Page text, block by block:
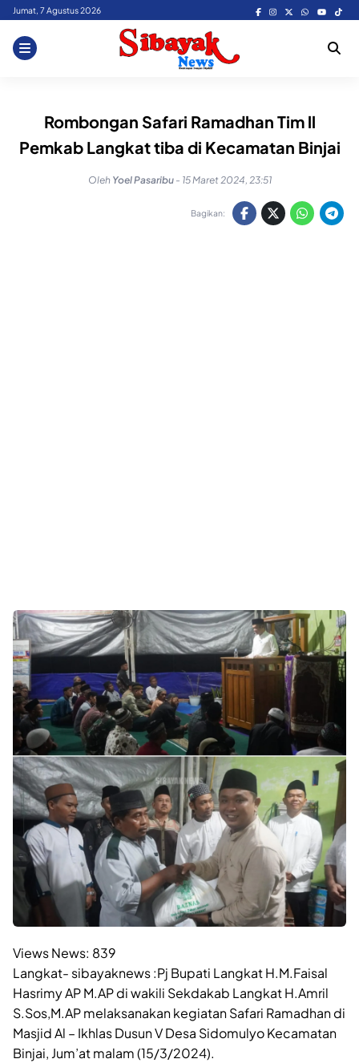
Skip
content
Jumat, 7 Agustus 2026
Rombongan Safari Ramadhan Tim ll
Pemkab Langkat tiba di Kecamatan Binjai
Oleh Yoel Pasaribu - 15 Maret 2024, 23:51
Bagikan:
Views News: 839
Langkat- sibayaknews :Pj Bupati Langkat H.M.Faisal
Hasrimy AP M.AP di wakili Sekdakab Langkat H.Amril
S.Sos,M.AP melaksanakan kegiatan Safari Ramadhan di
Masjid Al – Ikhlas Dusun V Desa Sidomulyo Kecamatan
Binjai, Jum’at malam (15/3/2024).